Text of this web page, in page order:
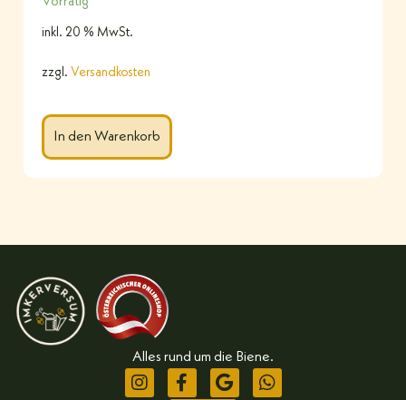
inkl. 20 % MwSt.
zzgl. Versandkosten
In den Warenkorb
Alles rund um die Biene.